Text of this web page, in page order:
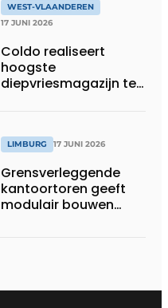
WEST-VLAANDEREN
17 JUNI 2026
Coldo realiseert
hoogste
diepvriesmagazijn ter
technische innovatie
en schaalgrootte
LIMBURG 17 JUNI 2026
Grensverleggende
kantoortoren geeft
modulair bouwen